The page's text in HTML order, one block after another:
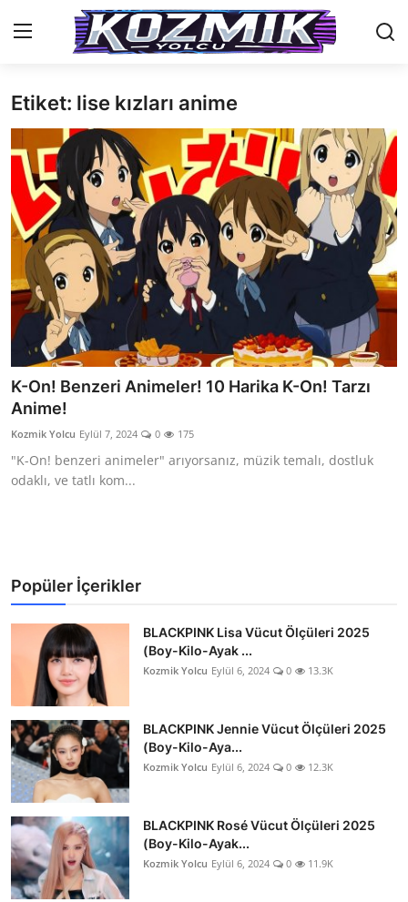
Anasayfa
Genel
İletişim
Anime Önerileri
Kore Dünyası
Anime Karakterleri
Anime
Dizi & Film
Testler
Etiket: lise kızları anime
K-On! Benzeri Animeler! 10 Harika K-On! Tarzı
Anime!
Kozmik Yolcu Eylül 7, 2024 0 175
"K-On! benzeri animeler" arıyorsanız, müzik temalı, dostluk
odaklı, ve tatlı kom...
Popüler İçerikler
BLACKPINK Lisa Vücut Ölçüleri 2025
(Boy-Kilo-Ayak ...
Kozmik Yolcu Eylül 6, 2024 0 13.3K
BLACKPINK Jennie Vücut Ölçüleri 2025
(Boy-Kilo-Aya...
Kozmik Yolcu Eylül 6, 2024 0 12.3K
BLACKPINK Rosé Vücut Ölçüleri 2025
(Boy-Kilo-Ayak...
Kozmik Yolcu Eylül 6, 2024 0 11.9K